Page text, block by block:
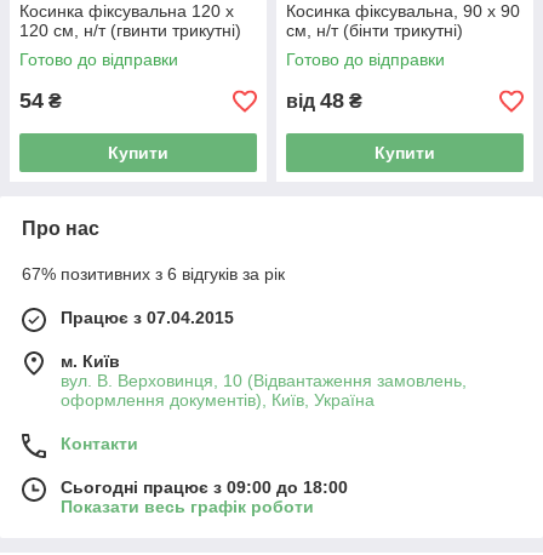
Косинка фіксувальна 120 x
120 см, н/т (гвинти трикутні)
Готово до відправки
54 ₴
Купити
Косинка фіксувальна, 90 x 90
см, н/т (бінти трикутні)
Готово до відправки
від 48 ₴
Купити
Про нас
67% позитивних з 6 відгуків за рік
Працює з 07.04.2015
м. Київ
вул. В. Верховинця, 10 (Відвантаження замовлень,
оформлення документів), Київ, Україна
Контакти
Сьогодні працює з 09:00 до 18:00
Показати весь графік роботи